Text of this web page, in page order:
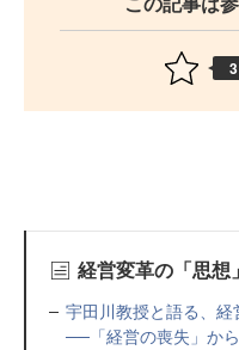
3
経営変革の「思想
宇田川教授と語る、経
──「経営の喪失」か